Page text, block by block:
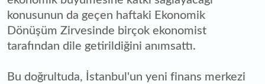
konusunun da geçen haftaki Ekonomik
Dönüşüm Zirvesinde birçok ekonomist
tarafından dile getirildiğini anımsattı.
Bu doğrultuda, İstanbul'un yeni finans merkezi